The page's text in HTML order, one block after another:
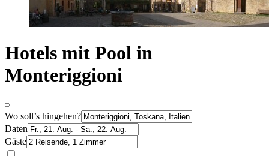
Hotels mit Pool in
Monteriggioni
Wo soll’s hingehen?
Daten
Gäste